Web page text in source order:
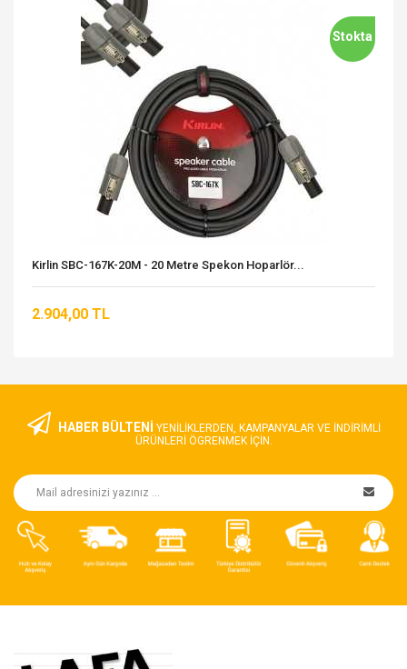
Stokta
Kirlin SBC-167K-20M - 20 Metre Spekon Hoparlör...
2.904,00 TL
HABER BÜLTENİ YENILIKLERDEN, KAMPANYALAR VE INDIRIMLI
ÜRÜNLERI ÖGRENMEK IÇIN.